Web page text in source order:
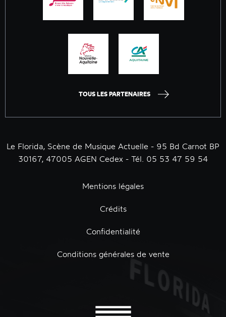
TOUS LES PARTENAIRES
Le Florida, Scène de Musique Actuelle - 95 Bd Carnot BP
30167, 47005 AGEN Cedex - Tél. 05 53 47 59 54
Mentions légales
Crédits
Confidentialité
Conditions générales de vente